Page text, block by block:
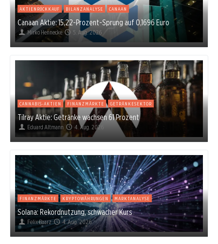
AKTIENRÜCKKAUF BILANZANALYSE CANAAN
Canaan Aktie: 15,22-Prozent-Sprung auf 0,1696 Euro
Mirko Hennecke 5. Aug. 2026
CANNABIS-AKTIEN FINANZMÄRKTE GETRÄNKESEKTOR
Tilray Aktie: Getränke wachsen 61 Prozent
Eduard Altmann 4. Aug. 2026
FINANZMÄRKTE KRYPTOWÄHRUNGEN MARKTANALYSE
Solana: Rekordnutzung, schwacher Kurs
Felix Baarz 4. Aug. 2026